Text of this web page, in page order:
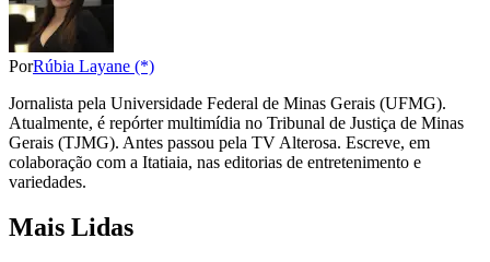
PorRúbia Layane (*)
Jornalista pela Universidade Federal de Minas Gerais (UFMG).
Atualmente, é repórter multimídia no Tribunal de Justiça de Minas
Gerais (TJMG). Antes passou pela TV Alterosa. Escreve, em
colaboração com a Itatiaia, nas editorias de entretenimento e
variedades.
Mais Lidas